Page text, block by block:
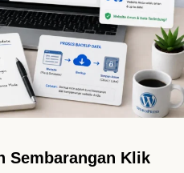
Sembarangan Klik